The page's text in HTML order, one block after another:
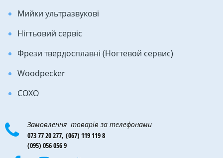
Мийки ультразвукові
Нігтьовий сервіс
Фрези твердосплавні (Ногтевой сервис)
Woodpecker
COXO
Замовлення товарів за телефонами
073 77 20 277, (067) 119 119 8
(095) 056 056 9